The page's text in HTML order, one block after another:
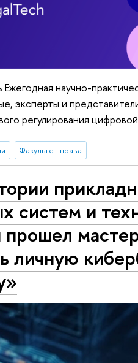
Ежегодная научно-
эксперты и
регулирования
Факультет права
систем и
личную